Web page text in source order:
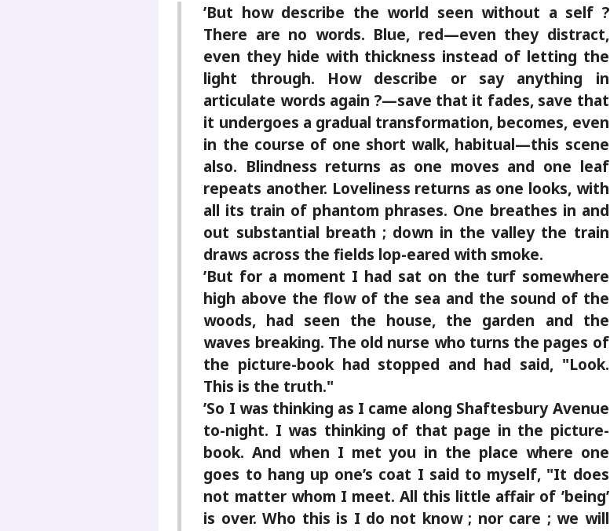
’But how describe the world seen without a self ?
There are no words. Blue, red—even they distract,
even they hide with thickness instead of letting the
light through. How describe or say anything in
articulate words again ?—save that it fades, save that
it undergoes a gradual transformation, becomes, even
in the course of one short walk, habitual—this scene
also. Blindness returns as one moves and one leaf
repeats another. Loveliness returns as one looks, with
all its train of phantom phrases. One breathes in and
out substantial breath ; down in the valley the train
draws across the fields lop-eared with smoke.
’But for a moment I had sat on the turf somewhere
high above the flow of the sea and the sound of the
woods, had seen the house, the garden and the
waves breaking. The old nurse who turns the pages of
the picture-book had stopped and had said, "Look.
This is the truth."
’So I was thinking as I came along Shaftesbury Avenue
to-night. I was thinking of that page in the picture-
book. And when I met you in the place where one
goes to hang up one’s coat I said to myself, "It does
not matter whom I meet. All this little affair of ’being’
is over. Who this is I do not know ; nor care ; we will